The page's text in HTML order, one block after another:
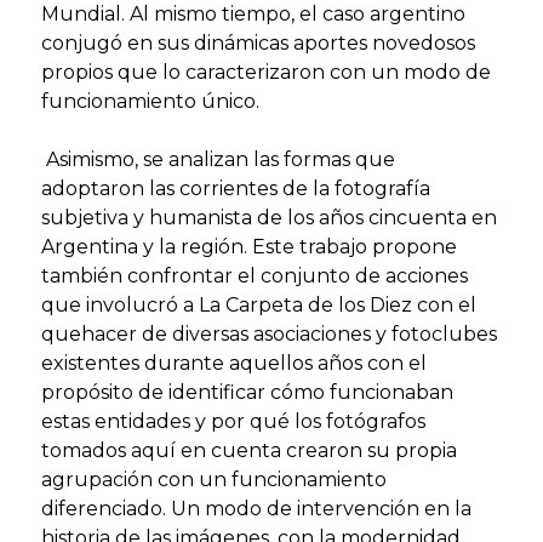
Mundial. Al mismo tiempo, el caso argentino
conjugó en sus dinámicas aportes novedosos
propios que lo caracterizaron con un modo de
funcionamiento único.
Asimismo, se analizan las formas que
adoptaron las corrientes de la fotografía
subjetiva y humanista de los años cincuenta en
Argentina y la región. Este trabajo propone
también confrontar el conjunto de acciones
que involucró a La Carpeta de los Diez con el
quehacer de diversas asociaciones y fotoclubes
existentes durante aquellos años con el
propósito de identificar cómo funcionaban
estas entidades y por qué los fotógrafos
tomados aquí en cuenta crearon su propia
agrupación con un funcionamiento
diferenciado. Un modo de intervención en la